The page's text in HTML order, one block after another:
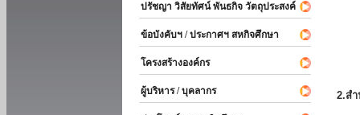
ปรัชญา วิสัยทัศน์ พันธกิจ วัตถุประสงค์
ข้อบังคับฯ / ประกาศฯ สหกิจศึกษา
โครงสร้างองค์กร
ผู้บริหาร / บุคลากร 2.ส